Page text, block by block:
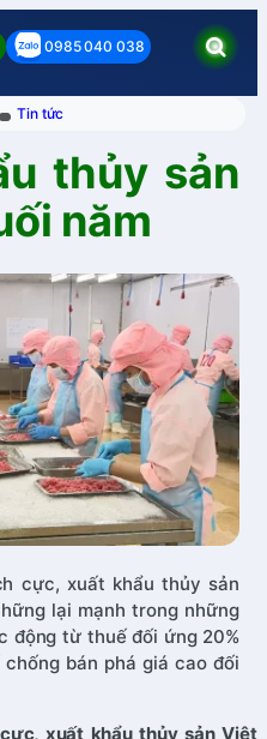
0985 040 038
Tin tức
thủy sản
năm
cực, xuất khẩu thủy sản
lại mạnh trong những
động từ thuế đối ứng 20%
bán phá giá cao đối
xuất khẩu thủy sản Việt